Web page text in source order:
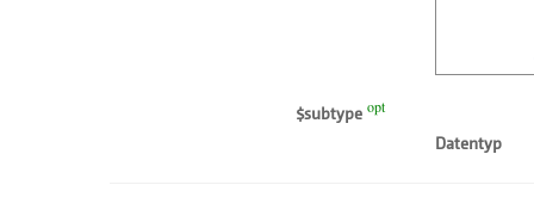
subtype opt
Datentyp